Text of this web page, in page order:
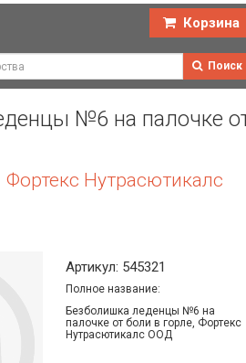
Корзина
Поиск
№6 на палочке
Фортекс Нутрасютикалс
Артикул: 545321
Полное название:
Безболишка леденцы №6 на
палочке от боли в горле, Фортекс
Нутрасютикалс ООД